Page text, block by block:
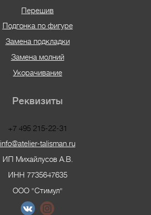
Перешив
Подгонка по фигуре
Замена подкладки
Замена молний
Укорачивание
Реквизиты
+7 495 215-22-31
info@atelier-talisman.ru
ИП Михайлусов А.В.
ИНН 7735647635
ООО "Стимул"